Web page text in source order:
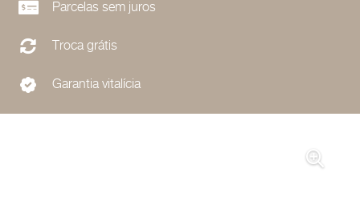
Parcelas sem juros
Troca grátis
Garantia vitalícia